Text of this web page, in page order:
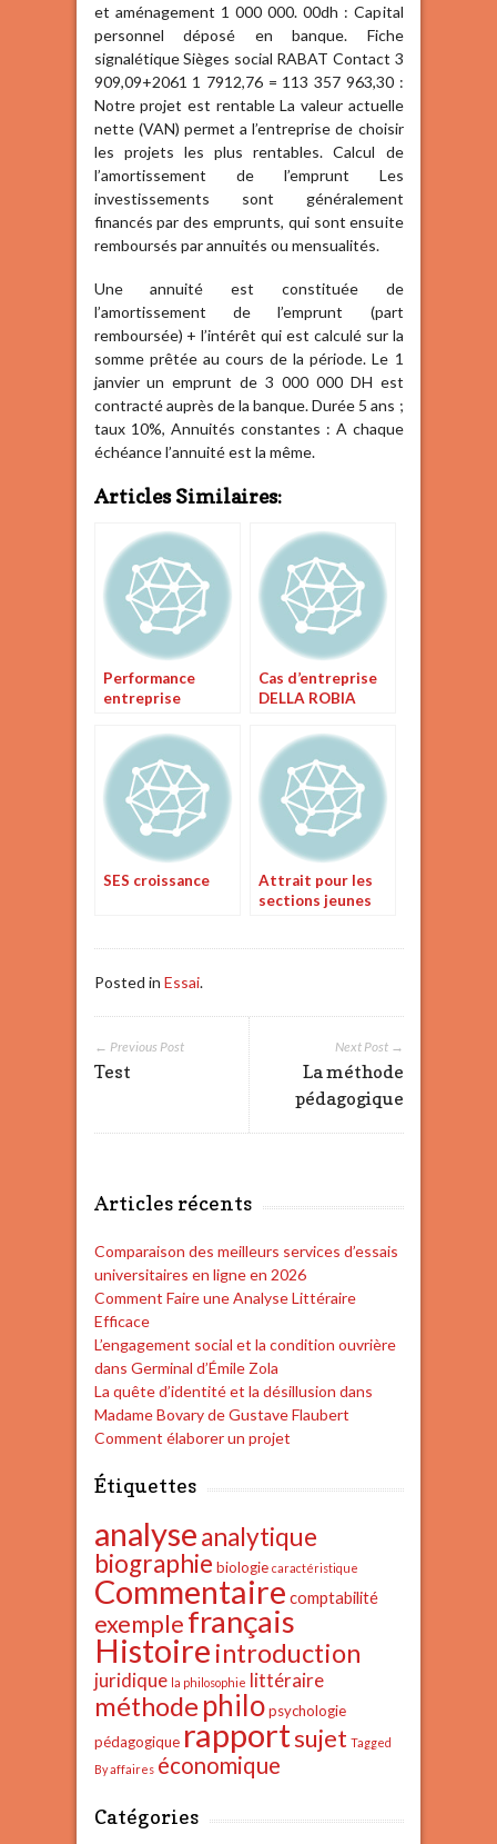
et aménagement 1 000 000. 00dh : Capital
personnel déposé en banque. Fiche
signalétique Sièges social RABAT Contact 3
909,09+2061 1 7912,76 = 113 357 963,30 :
Notre projet est rentable La valeur actuelle
nette (VAN) permet a l’entreprise de choisir
les projets les plus rentables. Calcul de
l’amortissement de l’emprunt Les
investissements sont généralement
financés par des emprunts, qui sont ensuite
remboursés par annuités ou mensualités.
Une annuité est constituée de
l’amortissement de l’emprunt (part
remboursée) + l’intérêt qui est calculé sur la
somme prêtée au cours de la période. Le 1
janvier un emprunt de 3 000 000 DH est
contracté auprès de la banque. Durée 5 ans ;
taux 10%, Annuités constantes : A chaque
échéance l’annuité est la même.
Articles Similaires:
Performance
entreprise
Cas d’entreprise
DELLA ROBIA
SES croissance
Attrait pour les
sections jeunes
Posted in Essai.
Next Post →
La méthode
pédagogique
← Previous Post
Test
Articles récents
Comparaison des meilleurs services d’essais
universitaires en ligne en 2026
Comment Faire une Analyse Littéraire
Efficace
L’engagement social et la condition ouvrière
dans Germinal d’Émile Zola
La quête d’identité et la désillusion dans
Madame Bovary de Gustave Flaubert
Comment élaborer un projet
Étiquettes
analyseanalytique
biographie biologie caractéristique
Commentaire comptabilité
exemplefrançais
Histoire introduction
juridique la philosophie littéraire
méthode philo psychologie
pédagogique rapportsujet Tagged
By affaires économique
Catégories